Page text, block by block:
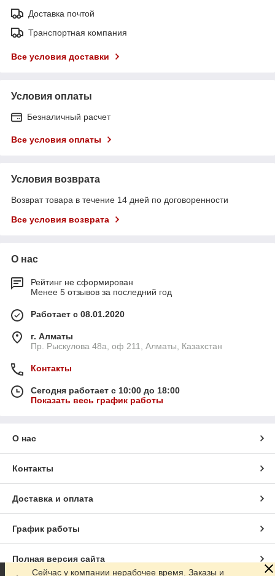
Доставка почтой
Транспортная компания
Все условия доставки
Условия оплаты
Безналичный расчет
Все условия оплаты
Условия возврата
Возврат товара в течение 14 дней по договоренности
Все условия возврата
О нас
Рейтинг не сформирован
Менее 5 отзывов за последний год
Работает с 08.01.2020
г. Алматы
Пр. Рыскулова 48а, оф 211, Алматы, Казахстан
Контакты
Сегодня работает с 10:00 до 18:00
Показать весь график работы
О нас
Контакты
Доставка и оплата
График работы
Полная версия сайта
Сейчас у компании нерабочее время. Заказы и